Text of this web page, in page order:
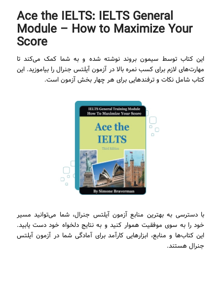
Ace the IELTS: IELTS General
Module – How to Maximize Your
Score
این کتاب توسط سیمون بروند نوشته شده و به شما کمک می‌کند تا
مهارت‌های لازم برای کسب نمره بالا در آزمون آیلتس جنرال را بیاموزید. این
کتاب شامل نکات و ترفندهایی برای هر چهار بخش آزمون است.
با دسترسی به بهترین منابع آزمون آیلتس جنرال، شما می‌توانید مسیر
خود را به سوی موفقیت هموار کنید و به نتایج دلخواه خود دست یابید.
این کتاب‌ها و منابع، ابزارهایی کارآمد برای آمادگی شما در آزمون آیلتس
جنرال هستند.